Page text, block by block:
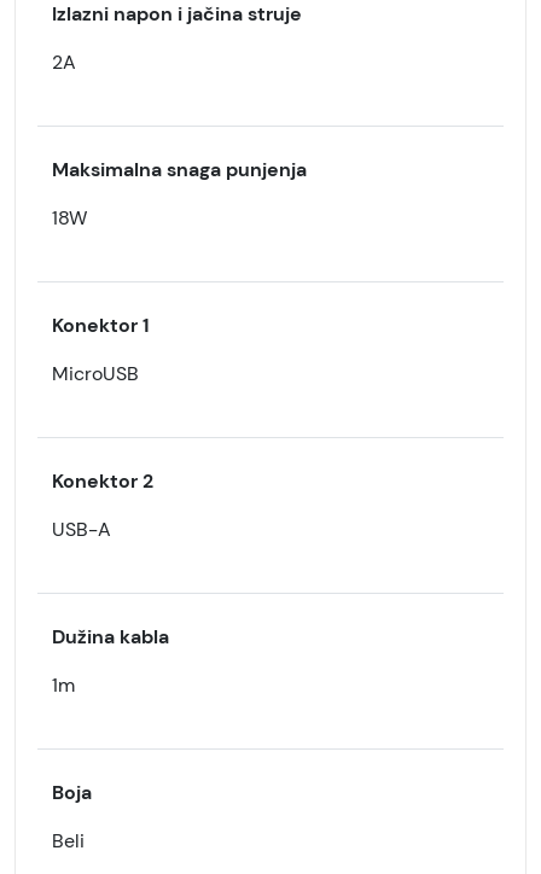
Izlazni napon i jačina struje
2A
Maksimalna snaga punjenja
18W
Konektor 1
MicroUSB
Konektor 2
USB-A
Dužina kabla
1m
Boja
Beli